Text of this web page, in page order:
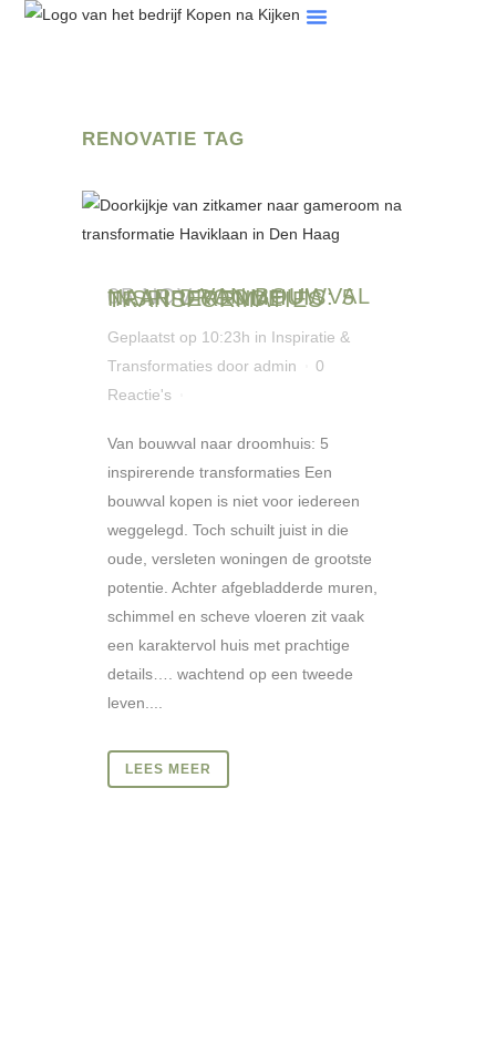
RENOVATIE TAG
05 NOV
VAN BOUWVAL NAAR DROOMHUIS: 5 INSPIRERENDE TRANSFORMATIES
Geplaatst op 10:23h in Inspiratie &
Transformaties door admin
0
Reactie's
Van bouwval naar droomhuis: 5
inspirerende transformaties Een
bouwval kopen is niet voor iedereen
weggelegd. Toch schuilt juist in die
oude, versleten woningen de grootste
potentie. Achter afgebladderde muren,
schimmel en scheve vloeren zit vaak
een karaktervol huis met prachtige
details…. wachtend op een tweede
leven....
LEES MEER